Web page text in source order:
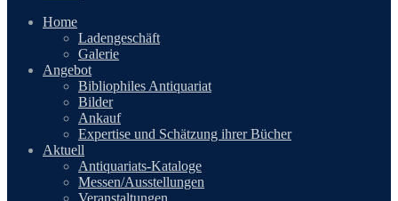
Home
Ladengeschäft
Galerie
Angebot
Bibliophiles Antiquariat
Bilder
Ankauf
Expertise und Schätzung ihrer Bücher
Aktuell
Antiquariats-Kataloge
Messen/Ausstellungen
Veranstaltungen